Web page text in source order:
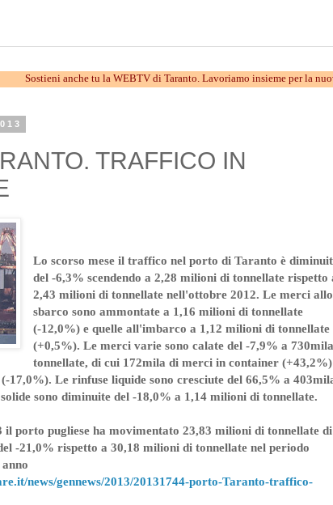
anche tu la WEBTV di Taranto. Lavoriamo insieme per la nuova
TRAFFICO IN
Lo scorso mese il traffico nel porto di Taranto è
del -6,3% scendendo a 2,28 milioni di tonnellate rispetto
2,43 milioni di tonnellate nell'ottobre 2012. Le merci allo
sbarco sono ammontate a 1,16 milioni di tonnellate
(-12,0%) e quelle all'imbarco a 1,12 milioni di tonnellate
(+0,5%). Le merci varie sono calate del -7,9% a 730mila
tonnellate, di cui 172mila di merci in container
Le rinfuse liquide sono cresciute del 66,5% a
sono diminuite del -18,0% a 1,14 milioni di tonnellate.
il porto pugliese ha movimentato 23,83 milioni di tonnellate di
-21,0% rispetto a 30,18 milioni di tonnellate nel periodo
news/gennews/2013/20131744-porto-Taranto-traffico-